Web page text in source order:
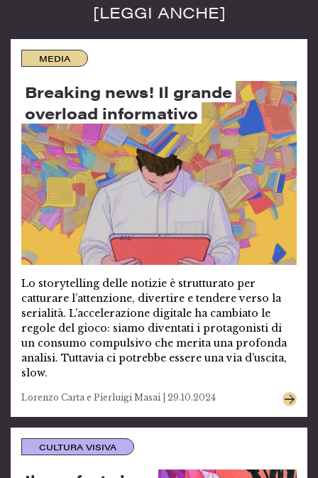
[LEGGI ANCHE]
MEDIA
Breaking news! Il grande
overload informativo
Lo storytelling delle notizie è strutturato per
catturare l’attenzione, divertire e tendere verso la
serialità. L’accelerazione digitale ha cambiato le
regole del gioco: siamo diventati i protagonisti di
un consumo compulsivo che merita una profonda
analisi. Tuttavia ci potrebbe essere una via d’uscita,
slow.
Lorenzo Carta e Pierluigi Masai | 29.10.2024
CULTURA VISIVA